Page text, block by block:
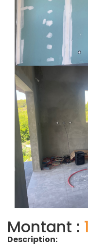
Montant :
Description: